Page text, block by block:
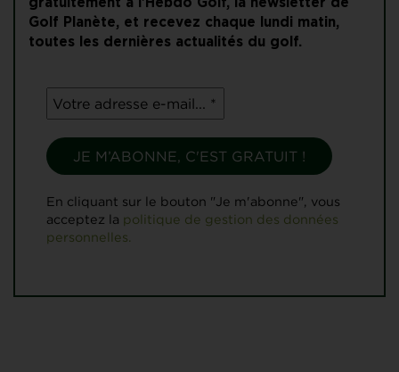
gratuitement à l'Hebdo Golf, la newsletter de
Golf Planète, et recevez chaque lundi matin,
toutes les dernières actualités du golf.
En cliquant sur le bouton "Je m'abonne", vous
acceptez la politique de gestion des données
personnelles.